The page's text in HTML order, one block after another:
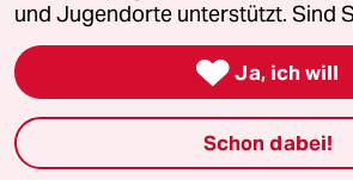
Seitenwende Einwilligungen
und Jugendorte unterstützt. Sind
 Ja, ich will
Schon dabei!